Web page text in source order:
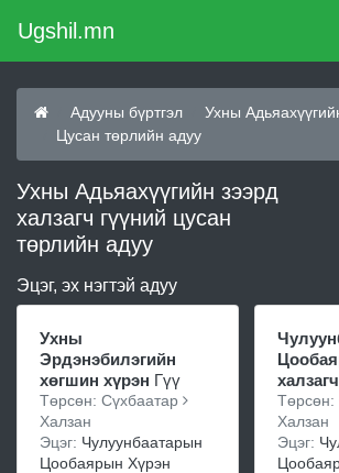
Ugshil.mn
Адууны бүртгэл
Ухны
Цусан төрлийн адуу
Ухны Адьяахүүгийн зээрд
халзагч гүүний цусан
төрлийн адуу
Эцэг, эх нэгтэй адуу
Ухны
Эрдэнэбилэгийн
хөгшин хүрэн Гүү
Төрсөн: Сүхбаатар
Халзан
Эцэг: Чулуунбаатарын
Цообаярын Хүрэн
халзагч
Халзан
Эцэг: